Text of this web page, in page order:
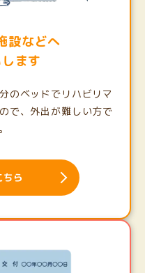
設などへ
ます
のベッドでリハビリマ
で、外出が難しい方で
ちら